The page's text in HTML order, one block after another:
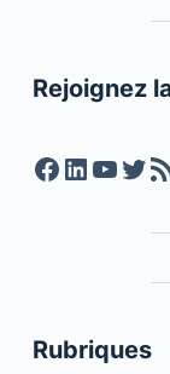
Rejoignez
Facebook
Rubriques